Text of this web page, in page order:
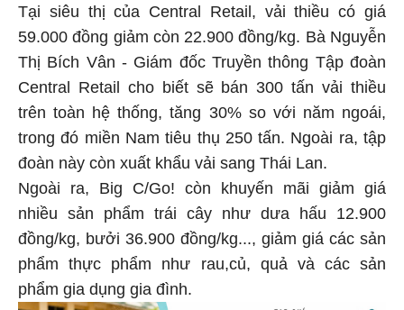
Tại siêu thị của Central Retail, vải thiều có giá
59.000 đồng giảm còn 22.900 đồng/kg. Bà Nguyễn
Thị Bích Vân - Giám đốc Truyền thông Tập đoàn
Central Retail cho biết sẽ bán 300 tấn vải thiều
trên toàn hệ thống, tăng 30% so với năm ngoái,
trong đó miền Nam tiêu thụ 250 tấn. Ngoài ra, tập
đoàn này còn xuất khẩu vải sang Thái Lan.
Ngoài ra, Big C/Go! còn khuyến mãi giảm giá
nhiều sản phẩm trái cây như dưa hấu 12.900
đồng/kg, bưởi 36.900 đồng/kg..., giảm giá các sản
phẩm thực phẩm như rau,củ, quả và các sản
phẩm gia dụng gia đình.